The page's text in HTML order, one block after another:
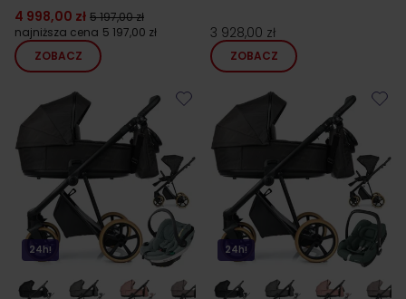
4 998,00 zł 5 197,00 zł
najniższa cena 5 197,00 zł
ZOBACZ
3 928,00 zł
ZOBACZ
24h! 24h!